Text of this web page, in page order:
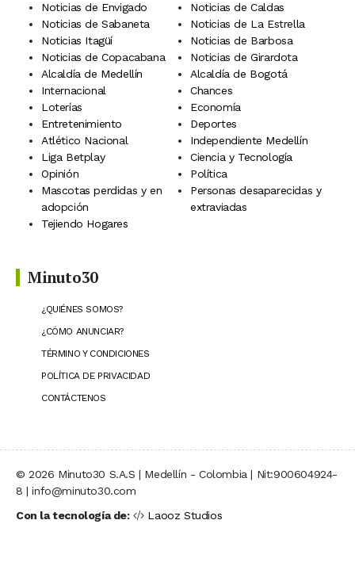
Noticias de Envigado
Noticias de Caldas
Noticias de Sabaneta
Noticias de La Estrella
Noticias Itagüí
Noticias de Barbosa
Noticias de Copacabana
Noticias de Girardota
Alcaldía de Medellín
Alcaldía de Bogotá
Internacional
Chances
Loterías
Economía
Entretenimiento
Deportes
Atlético Nacional
Independiente Medellín
Liga Betplay
Ciencia y Tecnología
Opinión
Política
Mascotas perdidas y en
adopción
Personas desaparecidas y
extraviadas
Tejiendo Hogares
Minuto30
¿QUIÉNES SOMOS?
¿CÓMO ANUNCIAR?
TÉRMINO Y CONDICIONES
POLÍTICA DE PRIVACIDAD
CONTÁCTENOS
© 2026 Minuto30 S.A.S | Medellín - Colombia | Nit:900604924-
8 | info@minuto30.com
Con la tecnología de:
Laooz Studios